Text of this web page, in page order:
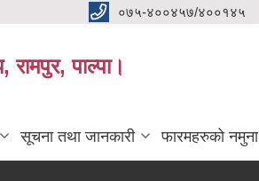
०७५-४००४५७/४००१४५
रामपुर, पाल्पा।
सूचना तथा जानकारी फारमहरुको नमुना